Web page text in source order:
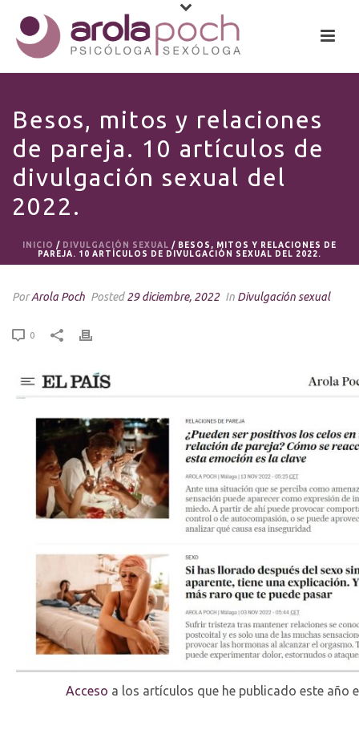
Besos, mitos y relaciones
de pareja. 10 artículos de
divulgación sexual del
2022.
INICIO / DIVULGACIÓN SEXUAL / BESOS, MITOS Y RELACIONES DE
PAREJA. 10 ARTÍCULOS DE DIVULGACIÓN SEXUAL DEL 2022.
PorArola Poch Posted29 diciembre, 2022 In Divulgación sexual
0
Acceso a los artículos que he publicado este año